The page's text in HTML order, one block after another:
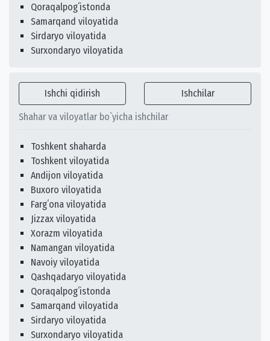
Qoraqalpogʻistonda
Samarqand viloyatida
Sirdaryo viloyatida
Surxondaryo viloyatida
Ishchi qidirish Ishchilar
Shahar va viloyatlar bo`yicha ishchilar
Toshkent shaharda
Toshkent viloyatida
Andijon viloyatida
Buxoro viloyatida
Fargʻona viloyatida
Jizzax viloyatida
Xorazm viloyatida
Namangan viloyatida
Navoiy viloyatida
Qashqadaryo viloyatida
Qoraqalpogʻistonda
Samarqand viloyatida
Sirdaryo viloyatida
Surxondaryo viloyatida